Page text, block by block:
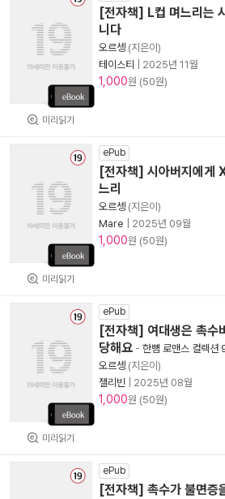
미리읽기
[전자책] L컵 며느리는
니다
오르셍 (지은이)
테이스티
2025년 11월
1,000원 (50원)
미리읽기
ePub
[전자책] 시아버지에게
느리
오르셍 (지은이)
Mare
2025년 09월
1,000원 (50원)
미리읽기
ePub
[전자책] 여대생은 촉수
당해요 - 한뼘 로맨스 컬렉션
오르셍 (지은이)
젤리빈
2025년 08월
1,000원 (50원)
ePub
[전자책] 촉수가 불면증